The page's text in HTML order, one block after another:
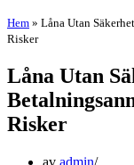
Hem » Låna Utan
Risker
Låna Utan
Risker
av admin